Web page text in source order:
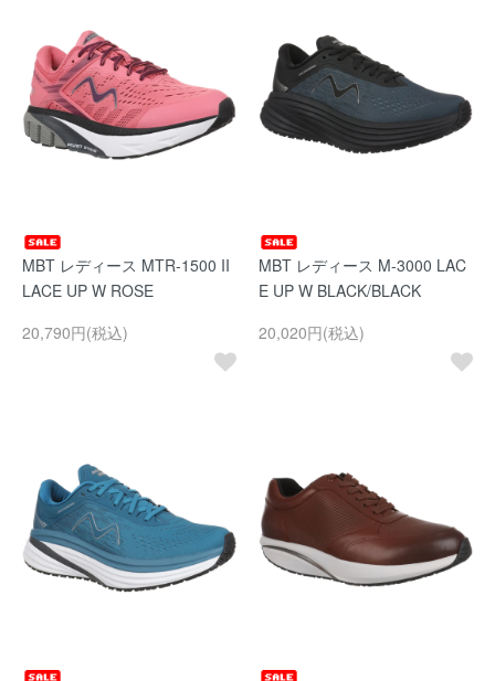
MBT レディース MTR-1500 II
LACE UP W ROSE
20,790円(税込)
MBT レディース M-3000 LAC
E UP W BLACK/BLACK
20,020円(税込)